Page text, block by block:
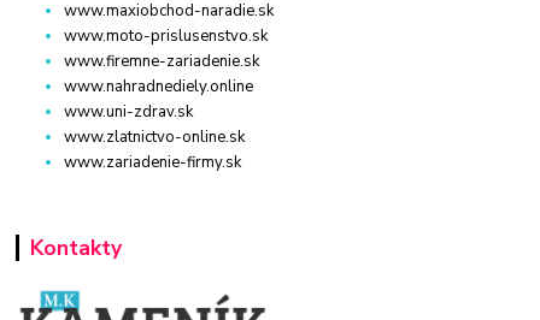
www.maxiobchod-naradie.sk
www.moto-prislusenstvo.sk
www.firemne-zariadenie.sk
www.nahradnediely.online
www.uni-zdrav.sk
www.zlatnictvo-online.sk
www.zariadenie-firmy.sk
Kontakty